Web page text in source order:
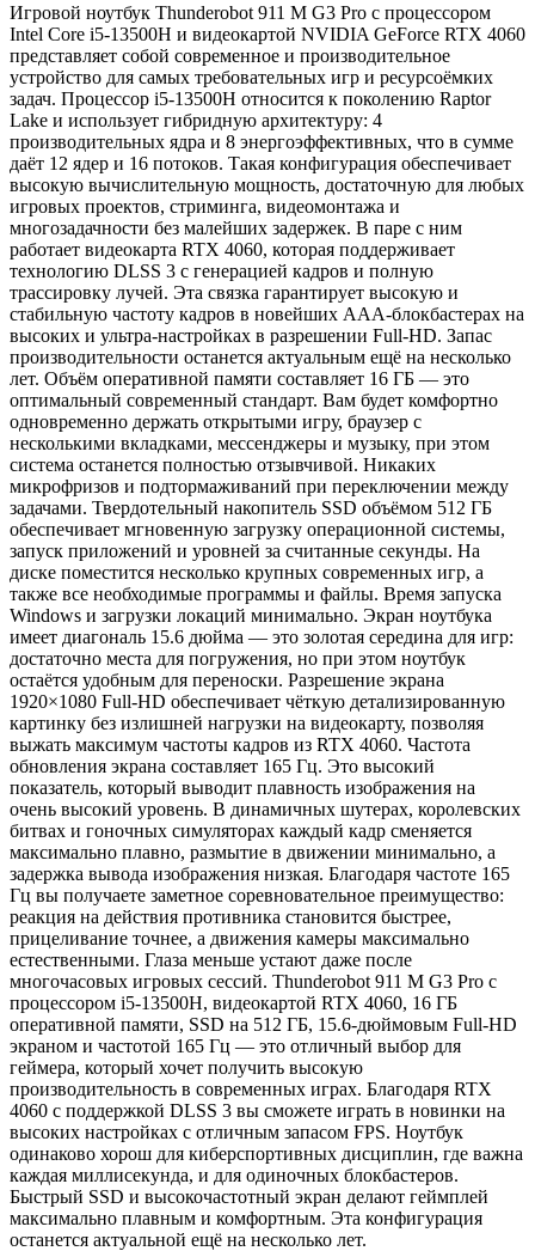
Игровой ноутбук Thunderobot 911 M G3 Pro с процессором
Intel Core i5-13500H и видеокартой NVIDIA GeForce RTX 4060
представляет собой современное и производительное
устройство для самых требовательных игр и ресурсоёмких
задач. Процессор i5-13500H относится к поколению Raptor
Lake и использует гибридную архитектуру: 4
производительных ядра и 8 энергоэффективных, что в сумме
даёт 12 ядер и 16 потоков. Такая конфигурация обеспечивает
высокую вычислительную мощность, достаточную для любых
игровых проектов, стриминга, видеомонтажа и
многозадачности без малейших задержек. В паре с ним
работает видеокарта RTX 4060, которая поддерживает
технологию DLSS 3 с генерацией кадров и полную
трассировку лучей. Эта связка гарантирует высокую и
стабильную частоту кадров в новейших ААА-блокбастерах на
высоких и ультра-настройках в разрешении Full-HD. Запас
производительности останется актуальным ещё на несколько
лет. Объём оперативной памяти составляет 16 ГБ — это
оптимальный современный стандарт. Вам будет комфортно
одновременно держать открытыми игру, браузер с
несколькими вкладками, мессенджеры и музыку, при этом
система останется полностью отзывчивой. Никаких
микрофризов и подтормаживаний при переключении между
задачами. Твердотельный накопитель SSD объёмом 512 ГБ
обеспечивает мгновенную загрузку операционной системы,
запуск приложений и уровней за считанные секунды. На
диске поместится несколько крупных современных игр, а
также все необходимые программы и файлы. Время запуска
Windows и загрузки локаций минимально. Экран ноутбука
имеет диагональ 15.6 дюйма — это золотая середина для игр:
достаточно места для погружения, но при этом ноутбук
остаётся удобным для переноски. Разрешение экрана
1920×1080 Full-HD обеспечивает чёткую детализированную
картинку без излишней нагрузки на видеокарту, позволяя
выжать максимум частоты кадров из RTX 4060. Частота
обновления экрана составляет 165 Гц. Это высокий
показатель, который выводит плавность изображения на
очень высокий уровень. В динамичных шутерах, королевских
битвах и гоночных симуляторах каждый кадр сменяется
максимально плавно, размытие в движении минимально, а
задержка вывода изображения низкая. Благодаря частоте 165
Гц вы получаете заметное соревновательное преимущество:
реакция на действия противника становится быстрее,
прицеливание точнее, а движения камеры максимально
естественными. Глаза меньше устают даже после
многочасовых игровых сессий. Thunderobot 911 M G3 Pro с
процессором i5-13500H, видеокартой RTX 4060, 16 ГБ
оперативной памяти, SSD на 512 ГБ, 15.6-дюймовым Full-HD
экраном и частотой 165 Гц — это отличный выбор для
геймера, который хочет получить высокую
производительность в современных играх. Благодаря RTX
4060 с поддержкой DLSS 3 вы сможете играть в новинки на
высоких настройках с отличным запасом FPS. Ноутбук
одинаково хорош для киберспортивных дисциплин, где важна
каждая миллисекунда, и для одиночных блокбастеров.
Быстрый SSD и высокочастотный экран делают геймплей
максимально плавным и комфортным. Эта конфигурация
останется актуальной ещё на несколько лет.